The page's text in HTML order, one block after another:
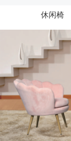
休闲椅